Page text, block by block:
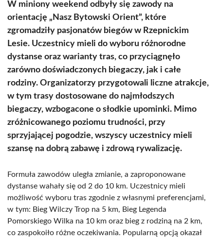
W miniony weekend odbyły się zawody na
orientację „Nasz Bytowski Orient”, które
zgromadziły pasjonatów biegów w Rzepnickim
Lesie. Uczestnicy mieli do wyboru różnorodne
dystanse oraz warianty tras, co przyciągnęło
zarówno doświadczonych biegaczy, jak i całe
rodziny. Organizatorzy przygotowali liczne atrakcje,
w tym trasy dostosowane do najmłodszych
biegaczy, wzbogacone o słodkie upominki. Mimo
zróżnicowanego poziomu trudności, przy
sprzyjającej pogodzie, wszyscy uczestnicy mieli
szansę na dobrą zabawę i zdrową rywalizację.
Formuła zawodów uległa zmianie, a zaproponowane
dystanse wahały się od 2 do 10 km. Uczestnicy mieli
możliwość wyboru tras zgodnie z własnymi preferencjami,
w tym: Bieg Wilczy Trop na 5 km, Bieg Legenda
Pomorskiego Wilka na 10 km oraz bieg z rodziną na 2 km,
co zaspokoiło różne oczekiwania. Popularną opcją okazał